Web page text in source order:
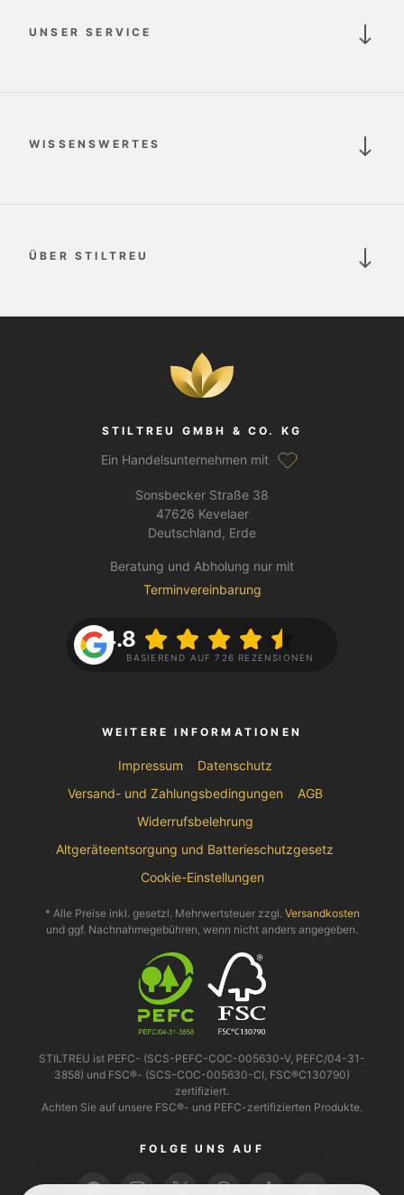
UNSER SERVICE
WISSENSWERTES
ÜBER STILTREU
STILTREU GMBH & CO. KG
Ein Handelsunternehmen mit
Sonsbecker Straße 38
47626 Kevelaer
Deutschland, Erde
Beratung und Abholung nur mit
Terminvereinbarung
4.8
BASIEREND AUF 726 REZENSIONEN
WEITERE INFORMATIONEN
Impressum
Datenschutz
Versand- und Zahlungsbedingungen
AGB
Widerrufsbelehrung
Altgeräteentsorgung und Batterieschutzgesetz
Cookie-Einstellungen
* Alle Preise inkl. gesetzl. Mehrwertsteuer zzgl. Versandkosten
und ggf. Nachnahmegebühren, wenn nicht anders angegeben.
STILTREU ist PEFC- (SCS-PEFC-COC-005630-V, PEFC/04-31-
3858) und FSC®- (SCS-COC-005630-CI, FSC®C130790)
zertifiziert.
Achten Sie auf unsere FSC®- und PEFC-zertifizierten Produkte.
FOLGE UNS AUF